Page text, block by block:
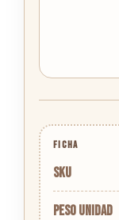
FICHA
SKU
Peso unidad